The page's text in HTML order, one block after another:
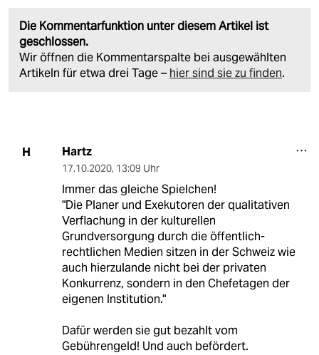
Die Kommentarfunktion unter diesem Artikel ist
geschlossen.
Wir öffnen die Kommentarspalte bei ausgewählten
Artikeln für etwa drei Tage – hier sind sie zu finden.
H Hartz
17.10.2020, 13:09 Uhr
Immer das gleiche Spielchen!
"Die Planer und Exekutoren der qualitativen
Verflachung in der kulturellen
Grundversorgung durch die öffentlich-
rechtlichen Medien sitzen in der Schweiz wie
auch hierzulande nicht bei der privaten
Konkurrenz, sondern in den Chefetagen der
eigenen Institution."
Dafür werden sie gut bezahlt vom
Gebührengeld! Und auch befördert.